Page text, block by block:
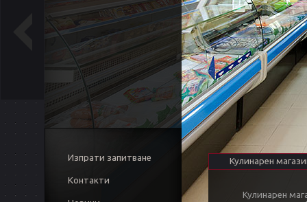
Изпрати запитване
Контакти
Кулинарен
Кулинарен